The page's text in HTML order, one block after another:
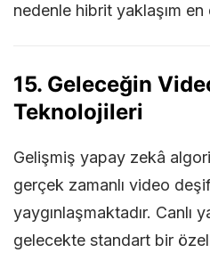
nedenle hibrit yaklaşım
15. Geleceğin
Teknolojileri
Gelişmiş yapay zekâ
gerçek zamanlı video
yaygınlaşmaktadır. Canlı
gelecekte standart bir